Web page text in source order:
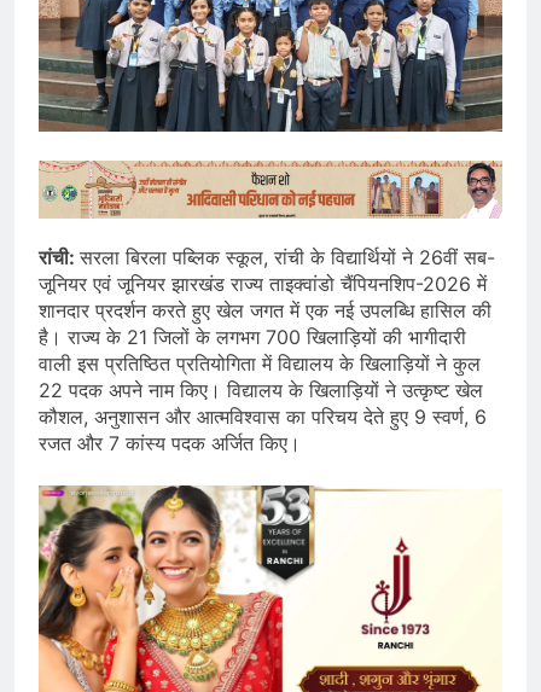
रांची:सरला बिरला पब्लिक स्कूल, रांची के विद्यार्थियों ने 26वीं सब-
जूनियर एवं जूनियर झारखंड राज्य ताइक्वांडो चैंपियनशिप-2026 में
शानदार प्रदर्शन करते हुए खेल जगत में एक नई उपलब्धि हासिल की
है। राज्य के 21 जिलों के लगभग 700 खिलाड़ियों की भागीदारी
वाली इस प्रतिष्ठित प्रतियोगिता में विद्यालय के खिलाड़ियों ने कुल
22 पदक अपने नाम किए। विद्यालय के खिलाड़ियों ने उत्कृष्ट खेल
कौशल, अनुशासन और आत्मविश्वास का परिचय देते हुए 9 स्वर्ण, 6
रजत और 7 कांस्य पदक अर्जित किए।